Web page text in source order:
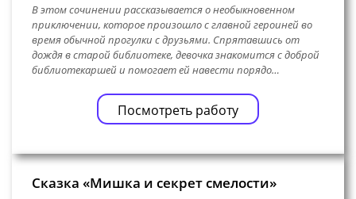
В этом сочинении рассказывается о необыкновенном
приключении, которое произошло с главной героиней во
время обычной прогулки с друзьями. Спрятавшись от
дождя в старой библиотеке, девочка знакомится с доброй
библиотекаршей и помогает ей навести порядо…
Посмотреть работу
Сказка «Мишка и секрет смелости»